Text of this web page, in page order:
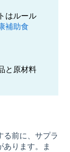
はルール
補助食
と原材料
前に、サプラ
あります。ま